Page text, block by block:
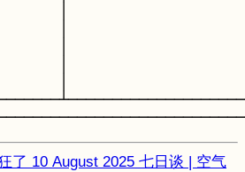
了 10 August 2025 七日谈 | 空气